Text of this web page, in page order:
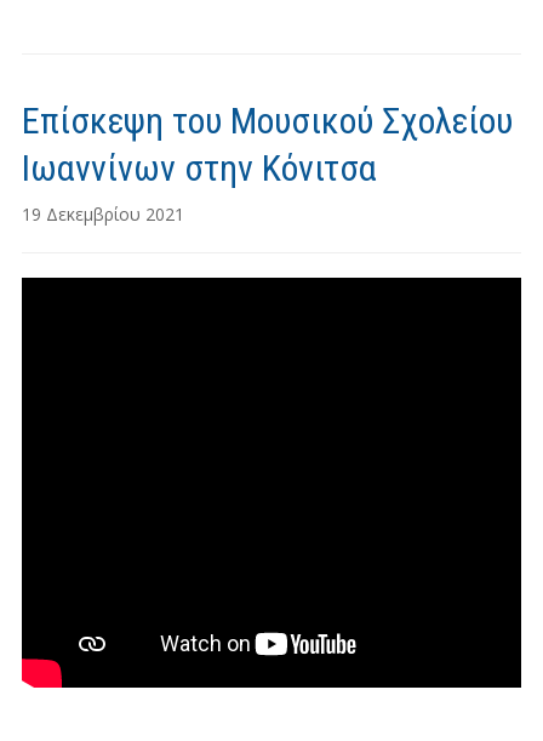
Επίσκεψη του Μουσικού Σχολείου
Ιωαννίνων στην Κόνιτσα
19 Δεκεμβρίου 2021